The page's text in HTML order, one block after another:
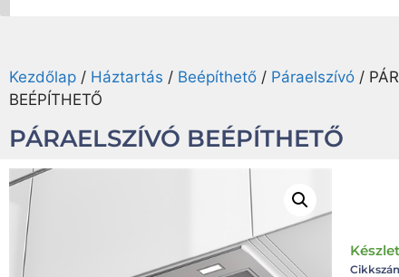
Kezdőlap / Háztartás / Beépíthető / Páraelszívó /
BEÉPÍTHETŐ
PÁRAELSZÍVÓ BEÉPÍTHETŐ